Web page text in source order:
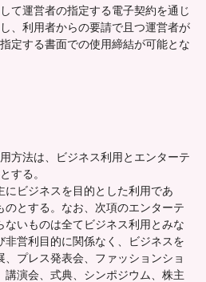
て運営者の指定する電子契約を通じ
、利用者からの要請で且つ運営者が
定する書面での使用締結が可能とな
方法は、ビジネス利用とエンターテ
する。
にビジネスを目的とした利用であ
のとする。なお、次項のエンターテ
ないものは全てビジネス利用とみな
非営利目的に関係なく、ビジネスを
、プレス発表会、ファッションショ
講演会、式典、シンポジウム、株主